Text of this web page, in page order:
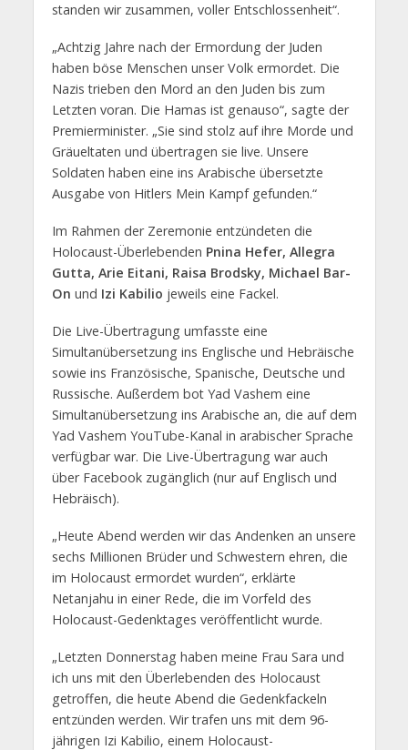
standen wir zusammen, voller Entschlossenheit“.
„Achtzig Jahre nach der Ermordung der Juden
haben böse Menschen unser Volk ermordet. Die
Nazis trieben den Mord an den Juden bis zum
Letzten voran. Die Hamas ist genauso“, sagte der
Premierminister. „Sie sind stolz auf ihre Morde und
Gräueltaten und übertragen sie live. Unsere
Soldaten haben eine ins Arabische übersetzte
Ausgabe von Hitlers Mein Kampf gefunden.“
Im Rahmen der Zeremonie entzündeten die
Holocaust-Überlebenden Pnina Hefer, Allegra
Gutta, Arie Eitani, Raisa Brodsky, Michael Bar-
On und Izi Kabilio jeweils eine Fackel.
Die Live-Übertragung umfasste eine
Simultanübersetzung ins Englische und Hebräische
sowie ins Französische, Spanische, Deutsche und
Russische. Außerdem bot Yad Vashem eine
Simultanübersetzung ins Arabische an, die auf dem
Yad Vashem YouTube-Kanal in arabischer Sprache
verfügbar war. Die Live-Übertragung war auch
über Facebook zugänglich (nur auf Englisch und
Hebräisch).
„Heute Abend werden wir das Andenken an unsere
sechs Millionen Brüder und Schwestern ehren, die
im Holocaust ermordet wurden“, erklärte
Netanjahu in einer Rede, die im Vorfeld des
Holocaust-Gedenktages veröffentlicht wurde.
„Letzten Donnerstag haben meine Frau Sara und
ich uns mit den Überlebenden des Holocaust
getroffen, die heute Abend die Gedenkfackeln
entzünden werden. Wir trafen uns mit dem 96-
jährigen Izi Kabilio, einem Holocaust-